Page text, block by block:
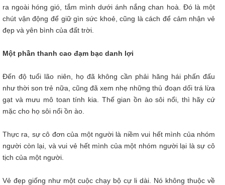
ra ngoài hóng gió, tắm mình dưới ánh nắng chan hoà. Đó là một
chút vận động để giữ gìn sức khoẻ, cũng là cách để cảm nhận vẻ
đẹp và yên bình của đất trời.
Một phần thanh cao đạm bạc danh lợi
Đến độ tuổi lão niên, họ đã không cần phải hăng hái phấn đấu
như thời son trẻ nữa, cũng đã xem nhẹ những thủ đoạn dối trá lừa
gạt và mưu mô toan tính kia. Thế gian ồn ào sôi nổi, thì hãy cứ
mặc cho họ sôi nổi ồn ào.
Thực ra, sự cô đơn của một người là niềm vui hết mình của nhóm
người còn lại, và vui vẻ hết mình của một nhóm người lại là sự cô
tịch của một người.
Vẻ đẹp giống như một cuộc chạy bộ cự li dài. Nó không thuộc về